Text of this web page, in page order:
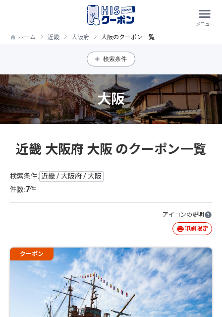
ホーム 近畿 大阪府 大阪のクーポン一覧
検索条件
大阪
近畿 大阪府 大阪 のクーポン一覧
検索条件: 近畿 / 大阪府 / 大阪
件数:7件
アイコンの説明
印刷限定
クーポン